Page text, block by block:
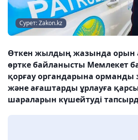
Сурет: Zakon.kz
Өткен жылдың жазында орын
өртке байланысты Мемлекет
қорғау органдарына орманды
және ағаштарды ұрлауға
шараларын күшейтуді